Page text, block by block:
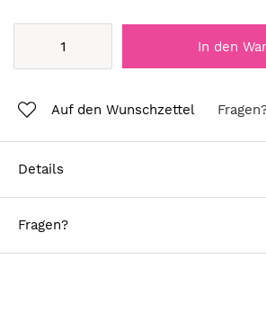
In den
Auf den Wunschzettel
Details
Fragen?